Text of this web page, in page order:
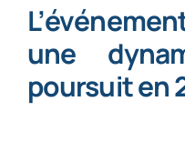
une
poursuit en